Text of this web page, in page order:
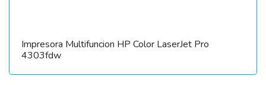
Impresora Multifuncion HP Color LaserJet Pro
4303fdw